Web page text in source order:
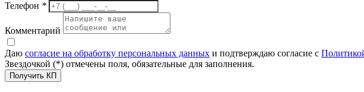
Телефон *
Комментарий
Даю согласие на обработку персональных данных и подтверждаю согласие с
Звездочкой (*) отмечены поля, обязательные для заполнения.
Получить КП